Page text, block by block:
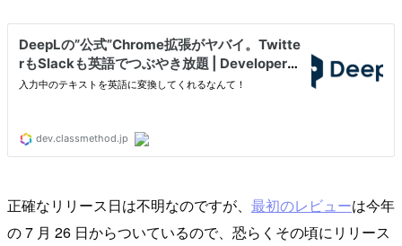
正確なリリース日は不明なのですが、 最初のレビューは今年
の 7 月 26 日からついているので、恐らくその頃にリリース